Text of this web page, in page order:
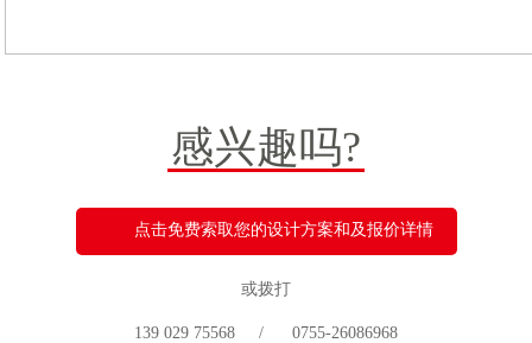
感兴趣吗?
点击免费索取您的设计方案和及报价详情
或拨打
139 029 75568 / 0755-26086968